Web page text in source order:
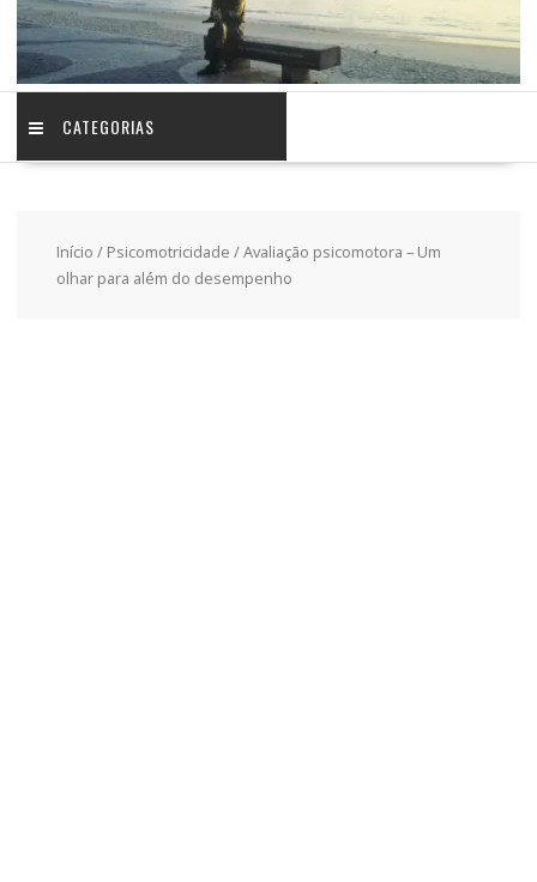
CATEGORIAS
Início / Psicomotricidade / Avaliação psicomotora – Um
olhar para além do desempenho